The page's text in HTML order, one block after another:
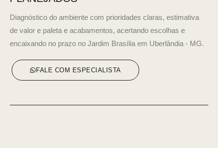
Diagnóstico do ambiente com prioridades claras, estimativa
de valor e paleta e acabamentos, acertando escolhas e
encaixando no prazo no Jardim Brasília em Uberlândia - MG.
FALE COM ESPECIALISTA